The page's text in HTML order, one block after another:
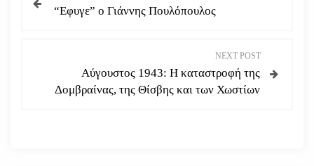
“Εφυγε” ο Γιάννης Πουλόπουλος
NEXT POST
Αύγουστος 1943: Η καταστροφή της
Δομβραίνας, της Θίσβης και των Χωστίων